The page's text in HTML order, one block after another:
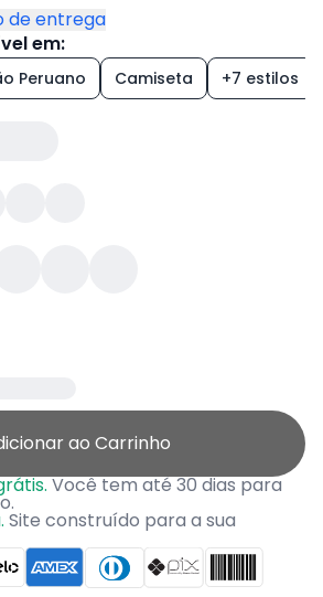
de entrega
em:
Peruano Camiseta +7 estilos
ao Carrinho
Você tem até 30 dias para
Site construído para a sua